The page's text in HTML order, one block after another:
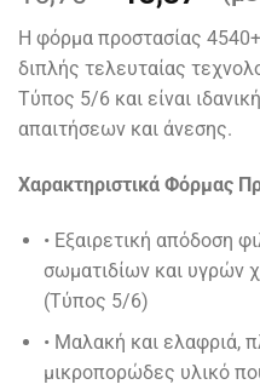
price
was:
16,70 €.
Η φόρμα προστασίας
διπλής τελευταίας
Τύπος 5/6 και είναι
απαιτήσεων και άνεσης.
Χαρακτηριστικά Φόρμας
• Εξαιρετική απόδοση
σωματιδίων και υγρών
(Τύπος 5/6)
• Μαλακή και ελαφριά,
μικροπορώδες υλικό